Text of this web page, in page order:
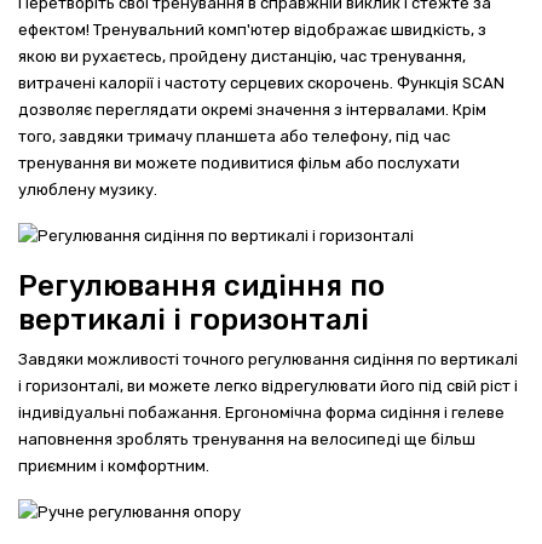
ефектом! Тренувальний комп'ютер відображає швидкість, з
якою ви рухаєтесь, пройдену дистанцію, час тренування,
витрачені калорії і частоту серцевих скорочень. Функція SCAN
дозволяє переглядати окремі значення з інтервалами. Крім
того, завдяки тримачу планшета або телефону, під час
тренування ви можете подивитися фільм або послухати
улюблену музику.
Регулювання сидіння по
вертикалі і горизонталі
Завдяки можливості точного регулювання сидіння по вертикалі
і горизонталі, ви можете легко відрегулювати його під свій ріст і
індивідуальні побажання. Ергономічна форма сидіння і гелеве
наповнення зроблять тренування на велосипеді ще більш
приємним і комфортним.